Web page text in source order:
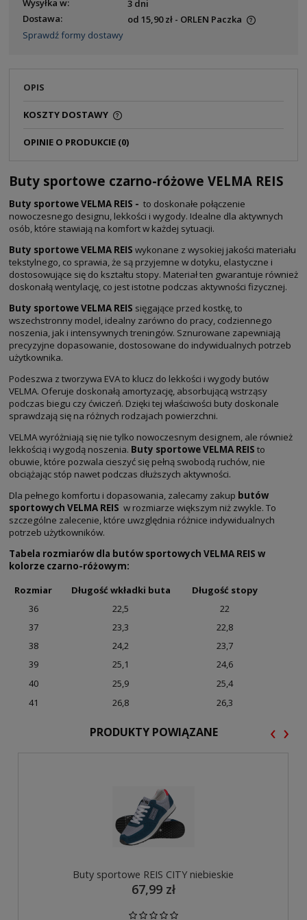
Wysyłka w:
3 dni
Dostawa:
od 15,90 zł - ORLEN Paczka
Sprawdź formy dostawy
OPIS
KOSZTY DOSTAWY
OPINIE O PRODUKCIE (0)
Buty sportowe czarno-różowe VELMA REIS
Buty sportowe VELMA REIS - to doskonałe połączenie
nowoczesnego designu, lekkości i wygody. Idealne dla aktywnych
osób, które stawiają na komfort w każdej sytuacji.
Buty sportowe VELMA REIS wykonane z wysokiej jakości materiału
tekstylnego, co sprawia, że są przyjemne w dotyku, elastyczne i
dostosowujące się do kształtu stopy. Materiał ten gwarantuje również
doskonałą wentylację, co jest istotne podczas aktywności fizycznej.
Buty sportowe VELMA REIS sięgające przed kostkę, to
wszechstronny model, idealny zarówno do pracy, codziennego
noszenia, jak i intensywnych treningów. Sznurowane zapewniają
precyzyjne dopasowanie, dostosowane do indywidualnych potrzeb
użytkownika.
Podeszwa z tworzywa EVA to klucz do lekkości i wygody butów
VELMA. Oferuje doskonałą amortyzację, absorbującą wstrząsy
podczas biegu czy ćwiczeń. Dzięki tej właściwości buty doskonale
sprawdzają się na różnych rodzajach powierzchni.
VELMA wyróżniają się nie tylko nowoczesnym designem, ale również
lekkością i wygodą noszenia. Buty sportowe VELMA REIS to
obuwie, które pozwala cieszyć się pełną swobodą ruchów, nie
obciążając stóp nawet podczas dłuższych aktywności.
Dla pełnego komfortu i dopasowania, zalecamy zakup butów
sportowych VELMA REIS w rozmiarze większym niż zwykle. To
szczególne zalecenie, które uwzględnia różnice indywidualnych
potrzeb użytkowników.
Tabela rozmiarów dla butów sportowych VELMA REIS w
kolorze czarno-różowym:
Rozmiar
Długość wkładki buta
Długość stopy
36
22,5
22
37
23,3
22,8
38
24,2
23,7
39
25,1
24,6
40
25,9
25,4
41
26,8 26,3
PRODUKTY POWIĄZANE
Buty sportowe REIS CITY niebieskie
67,99 zł
‹ ›